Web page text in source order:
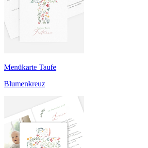
Menükarte Taufe
Blumenkreuz